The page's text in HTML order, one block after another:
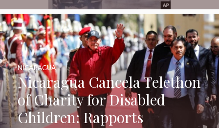
Nicaragua Cancela Telethon
of Charity for Disabled
Children: Rapports
NICARAGUA